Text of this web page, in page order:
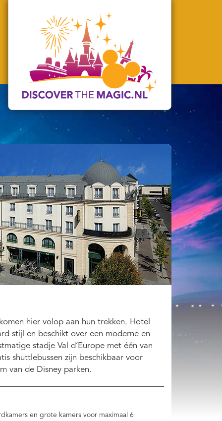
hier volop aan hun trekken. Hotel
stijl en beschikt over een moderne en
stadje Val d’Europe met één van
shuttlebussen zijn beschikbaar voor
van de Disney parken.
en grote kamers voor maximaal 6